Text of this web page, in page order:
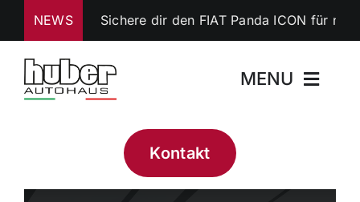
NEWS Sichere dir den FIAT Panda ICON für nur
MENU
Über uns
Kontakt